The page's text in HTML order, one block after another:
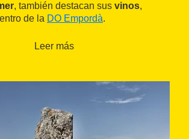
, también destacan sus vinos,
de la DO Empordà.
Leer más